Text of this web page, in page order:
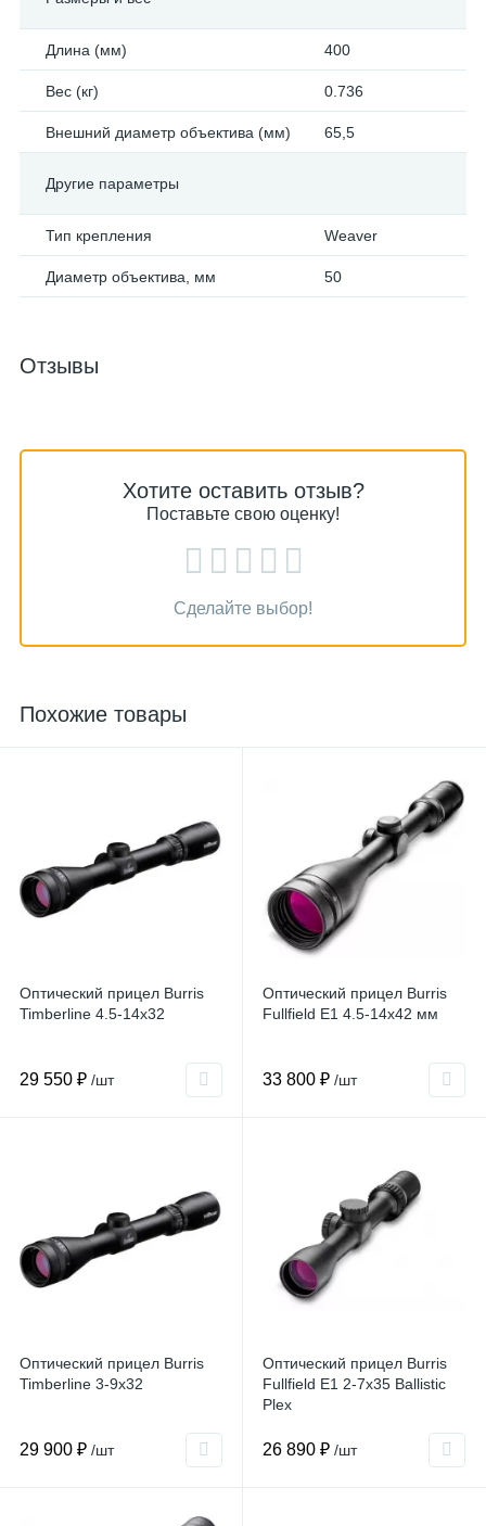
Длина (мм) 400
Вес (кг) 0.736
Внешний диаметр объектива (мм) 65,5
Другие параметры
Тип крепления Weaver
Диаметр объектива, мм 50
Отзывы
Хотите оставить отзыв?
Поставьте свою оценку!
Сделайте выбор!
Похожие товары
Оптический прицел Burris
Timberline 4.5-14x32
29 550 ₽ /шт
Оптический прицел Burris
Fullfield E1 4.5-14x42 мм
33 800 ₽ /шт
Оптический прицел Burris
Timberline 3-9x32
29 900 ₽ /шт
Оптический прицел Burris
Fullfield E1 2-7x35 Ballistic
Plex
26 890 ₽ /шт